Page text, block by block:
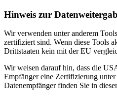
Hinweis zur
Wir verwenden unter anderem
zertifiziert sind. Wenn diese Tools
Drittstaaten kein mit der EU
Wir weisen darauf hin, dass die
Empfänger eine Zertifizierung
Datenempfänger finden Sie in